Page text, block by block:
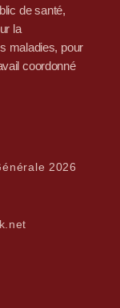
de santé,
la
maladies, pour
coordonné
2026